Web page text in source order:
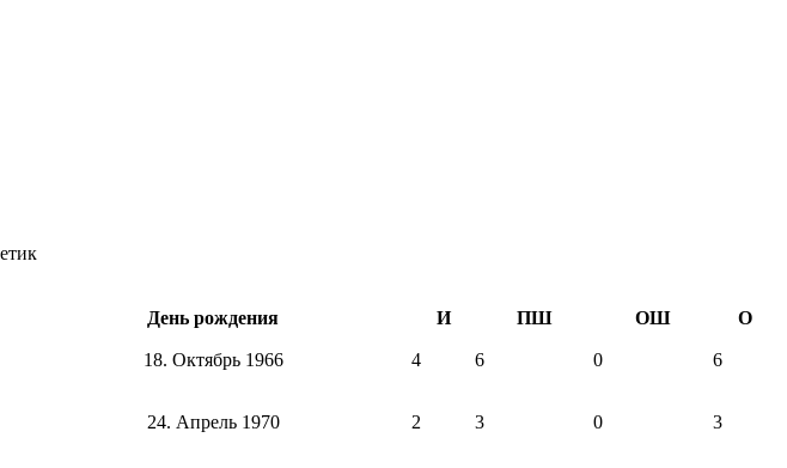
День рождения И ПШ ОШ О
18. Октябрь 1966 4 6 0 6
24. Апрель 1970 2 3 0 3